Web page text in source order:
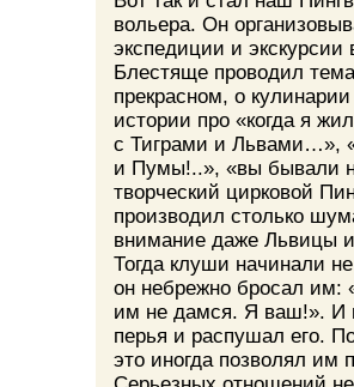
вольера. Он
экспедиции и
Блестяще проводил
прекрасном, о
истории про «когда я
с Тиграми и Львами…»,
и Пумы!..», «вы бывали
творческий цирковой
производил столько
внимание даже Львицы
Тогда клуши начинали
он небрежно бросал
им не дамся. Я ваш!». И
перья и распушал его.
это иногда позволял им